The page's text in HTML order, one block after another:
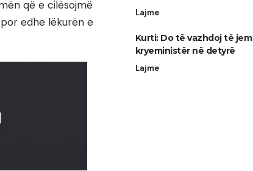
që e cilësojmë
edhe lëkurën e
Lajme
Kurti: Do të vazhdoj të jem
kryeministër në detyrë
Lajme